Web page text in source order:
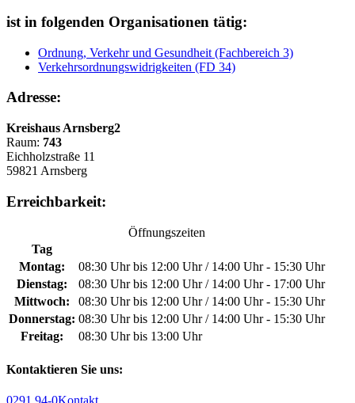
ist in folgenden Organisationen tätig:
Ordnung, Verkehr und Gesundheit (Fachbereich 3)
Verkehrsordnungswidrigkeiten (FD 34)
Adresse:
Kreishaus Arnsberg2
Raum: 743
Eichholzstraße 11
59821 Arnsberg
Erreichbarkeit:
Öffnungszeiten
Tag
Montag:
08:30 Uhr bis 12:00 Uhr / 14:00 Uhr - 15:30 Uhr
Dienstag:
08:30 Uhr bis 12:00 Uhr / 14:00 Uhr - 17:00 Uhr
Mittwoch:
08:30 Uhr bis 12:00 Uhr / 14:00 Uhr - 15:30 Uhr
Donnerstag: 08:30 Uhr bis 12:00 Uhr / 14:00 Uhr - 15:30 Uhr
Freitag:
08:30 Uhr bis 13:00 Uhr
Kontaktieren Sie uns:
0291 94-0Kontakt